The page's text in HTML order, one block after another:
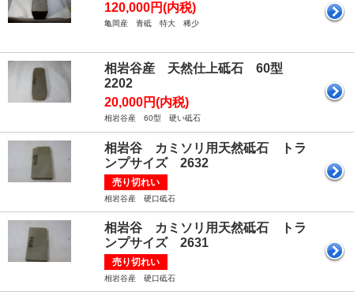
120,000円(内税)
亀岡産 青砥 特大 稀少
相岩谷産 天然仕上砥石 60型
2202
20,000円(内税)
相岩谷産 60型 硬い砥石
相岩谷 カミソリ用天然砥石 トラ
ンプサイズ 2632
売り切れい
相岩谷産 硬口砥石
相岩谷 カミソリ用天然砥石 トラ
ンプサイズ 2631
売り切れい
相岩谷産 硬口砥石